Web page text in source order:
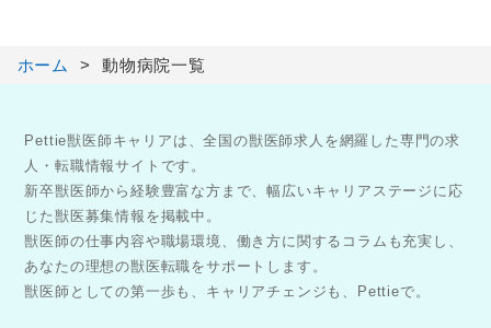
ホーム 動物病院一覧
Pettie獣医師キャリアは、全国の獣医師求人を網羅した専門の求
人・転職情報サイトです。
新卒獣医師から経験豊富な方まで、幅広いキャリアステージに応
じた獣医募集情報を掲載中。
獣医師の仕事内容や職場環境、働き方に関するコラムも充実し、
あなたの理想の獣医転職をサポートします。
獣医師としての第一歩も、キャリアチェンジも、Pettieで。